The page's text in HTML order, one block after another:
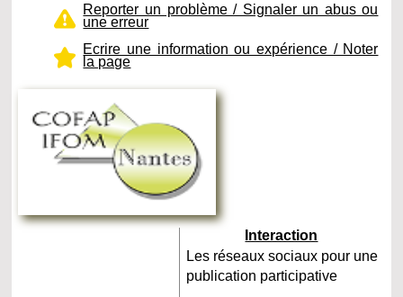
Reporter un problème / Signaler un abus ou
une erreur
Ecrire une information ou expérience / Noter
la page
Interaction
Les réseaux sociaux pour une
publication participative